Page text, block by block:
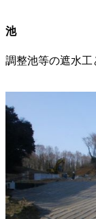
池
調整池等の遮水工